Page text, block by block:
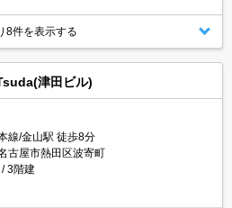
8件を表示する
津田ビル)
線/金山駅 徒歩8分
古屋市熱田区波寄町
3階建